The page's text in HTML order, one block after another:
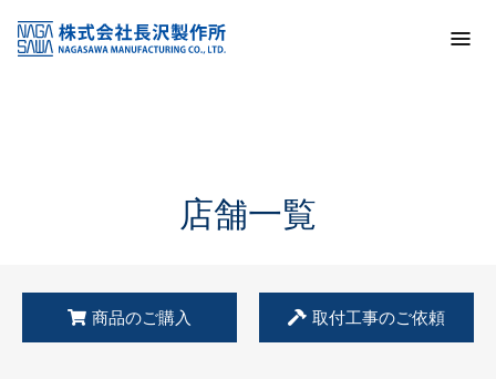
KSS加盟店・取扱店情報
店舗一覧
店舗一覧
商品のご購入 取付工事のご依頼